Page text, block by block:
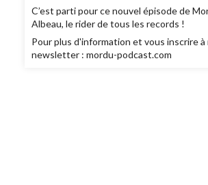
C’est parti pour ce nouvel épisode de
Albeau, le rider de tous les records !
Pour plus d'information et vous inscrire
newsletter : mordu-podcast.com